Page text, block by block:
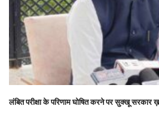
लंबित परीक्षा के परिणाम घोषित करने पर सुक्खू सरकार